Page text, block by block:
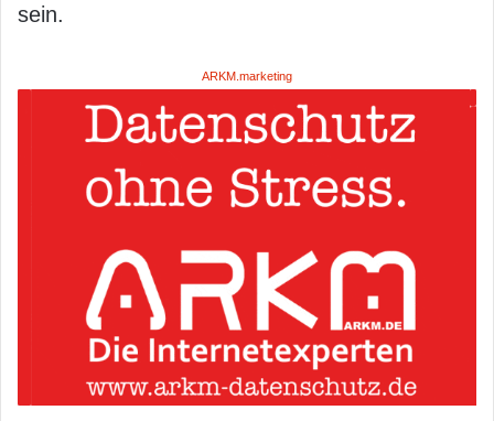
sein.
ARKM.marketing